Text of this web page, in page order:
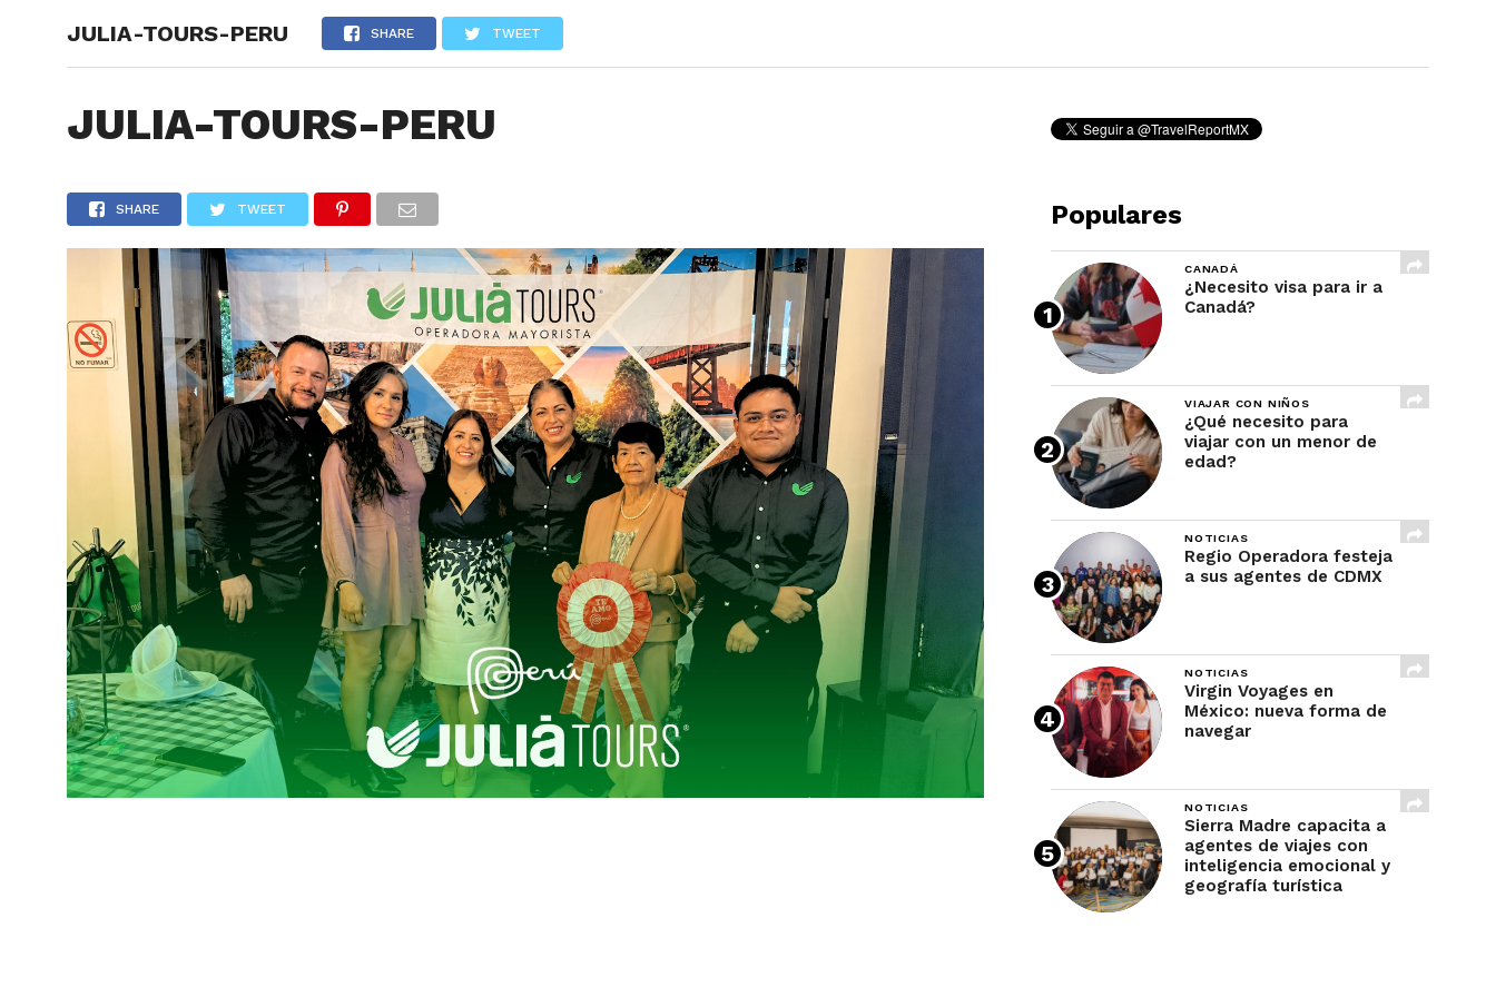
ARTÍCULOS
JULIA-TOURS-PERU SHARE TWEET
JULIA-TOURS-PERU
SHARE TWEET Populares
CANADÁ
¿Necesito visa para ir a
Canadá?
VIAJAR CON NIÑOS
¿Qué necesito para
viajar con un menor de
edad?
NOTICIAS
Regio Operadora festeja
a sus agentes de CDMX
NOTICIAS
Virgin Voyages en
México: nueva forma de
navegar
NOTICIAS
Sierra Madre capacita a
agentes de viajes con
inteligencia emocional y
geografía turística